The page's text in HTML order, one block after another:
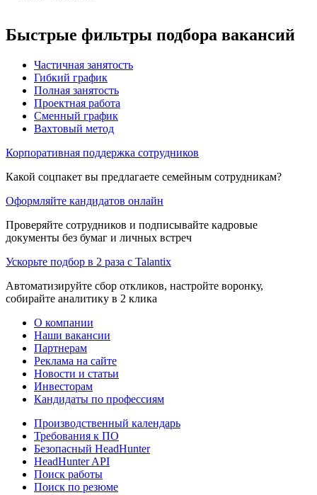
Быстрые фильтры подбора вакансий
Частичная занятость
Гибкий график
Полная занятость
Проектная работа
Сменный график
Вахтовый метод
Корпоративная поддержка сотрудников
Какой соцпакет вы предлагаете семейным сотрудникам?
Оформляйте кандидатов онлайн
Проверяйте сотрудников и подписывайте кадровые
документы без бумаг и личных встреч
Ускорьте подбор в 2 раза с Talantix
Автоматизируйте сбор откликов, настройте воронку,
собирайте аналитику в 2 клика
О компании
Наши вакансии
Партнерам
Реклама на сайте
Новости и статьи
Инвесторам
Кандидаты по профессиям
Производственный календарь
Требования к ПО
Безопасный HeadHunter
HeadHunter API
Поиск работы
Поиск по резюме